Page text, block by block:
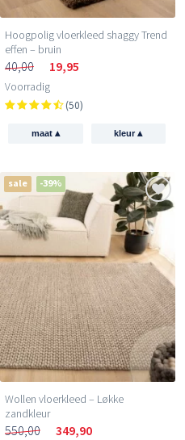
Hoogpolig vloerkleed shaggy Trend
effen – bruin
40,00 19,95
Voorradig
(50)
maat ▴ kleur▴
sale -39%
Wollen vloerkleed – Løkke
zandkleur
550,00 349,90